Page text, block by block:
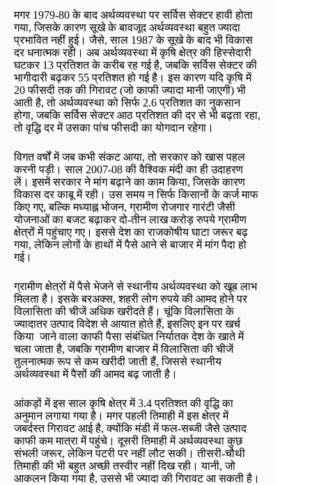
मगर 1979-80 के बाद अर्थव्यवस्था पर सर्विस सेक्टर हावी होता
गया, जिसके कारण सूखे के बावजूद अर्थव्यवस्था बहुत ज्यादा
प्रभावित नहीं हुई। जैसे, साल 1987 के सूखे के बाद भी विकास
दर धनात्मक रही। अब अर्थव्यवस्था में कृषि क्षेत्र की हिस्सेदारी
घटकर 13 प्रतिशत के करीब रह गई है, जबकि सर्विस सेक्टर की
भागीदारी बढ़कर 55 प्रतिशत हो गई है। इस कारण यदि कृषि में
20 फीसदी तक की गिरावट (जो काफी ज्यादा मानी जाएगी) भी
आती है, तो अर्थव्यवस्था को सिर्फ 2.6 प्रतिशत का नुकसान
होगा, जबकि सर्विस सेक्टर आठ प्रतिशत की दर से भी बढ़ता रहा,
तो वृद्धि दर में उसका पांच फीसदी का योगदान रहेगा।
विगत वर्षों में जब कभी संकट आया, तो सरकार को खास पहल
करनी पड़ी। साल 2007-08 की वैश्विक मंदी का ही उदाहरण
लें। इसमें सरकार ने मांग बढ़ाने का काम किया, जिसके कारण
विकास दर काबू में रही। उस समय न सिर्फ किसानों के कर्ज माफ
किए गए, बल्कि मध्याह्न भोजन, ग्रामीण रोजगार गारंटी जैसी
योजनाओं का बजट बढ़ाकर दो-तीन लाख करोड़ रुपये ग्रामीण
क्षेत्रों में पहुंचाए गए। इससे देश का राजकोषीय घाटा जरूर बढ़
गया, लेकिन लोगों के हाथों में पैसे आने से बाजार में मांग पैदा हो
गई।
ग्रामीण क्षेत्रों में पैसे भेजने से स्थानीय अर्थव्यवस्था को खूब लाभ
मिलता है। इसके बरअक्स, शहरी लोग रुपये की आमद होने पर
विलासिता की चीजें अधिक खरीदते हैं। चूंकि विलासिता के
ज्यादातर उत्पाद विदेश से आयात होते हैं, इसलिए इन पर खर्च
किया जाने वाला काफी पैसा संबंधित निर्यातक देश के खाते में
चला जाता है, जबकि ग्रामीण बाजार में विलासिता की चीजें
तुलनात्मक रूप से कम खरीदी जाती हैं, जिससे स्थानीय
अर्थव्यवस्था में पैसों की आमद बढ़ जाती है।
आंकड़ों में इस साल कृषि क्षेत्र में 3.4 प्रतिशत की वृद्धि का
अनुमान लगाया गया है। मगर पहली तिमाही में इस क्षेत्र में
जबर्दस्त गिरावट आई है, क्योंकि मंडी में फल-सब्जी जैसे उत्पाद
काफी कम मात्रा में पहुंचे। दूसरी तिमाही में अर्थव्यवस्था कुछ
संभली जरूर, लेकिन पटरी पर नहीं लौट सकी। तीसरी-चौथी
तिमाही की भी बहुत अच्छी तस्वीर नहीं दिख रही। यानी, जो
आकलन किया गया है, उससे भी ज्यादा की गिरावट आ सकती है।